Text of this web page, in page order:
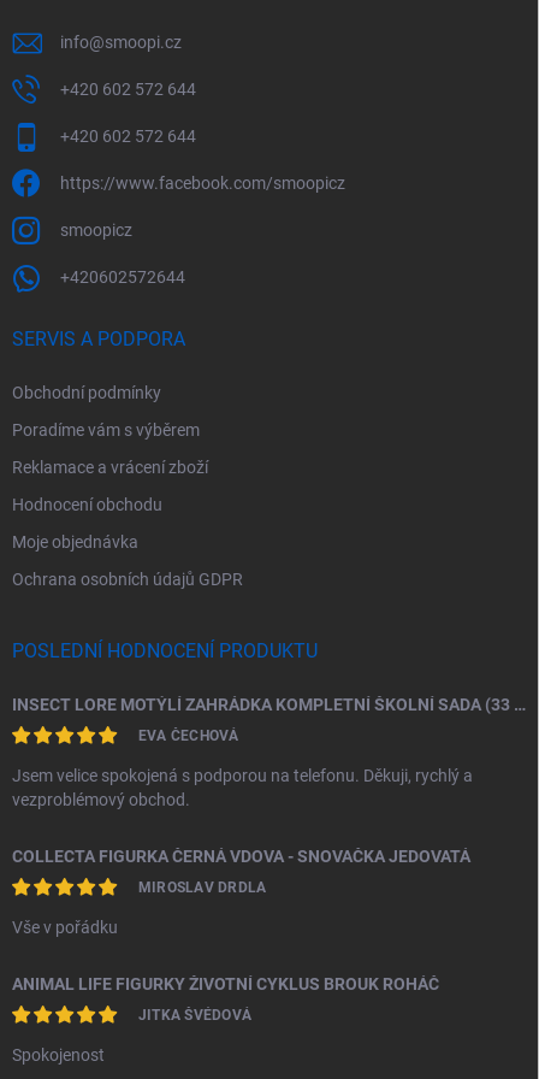
info@smoopi.cz
+420 602 572 644
+420 602 572 644
https://www.facebook.com/smoopicz
smoopicz
+420602572644
SERVIS A PODPORA
Obchodní podmínky
Poradíme vám s výběrem
Reklamace a vrácení zboží
Hodnocení obchodu
Moje objednávka
Ochrana osobních údajů GDPR
POSLEDNÍ HODNOCENÍ PRODUKTU
INSECT LORE MOTÝLÍ ZAHRÁDKA KOMPLETNÍ ŠKOLNÍ SADA (33 HOUSENEK)
EVA ČECHOVÁ
Jsem velice spokojená s podporou na telefonu. Děkuji, rychlý a
vezproblémový obchod.
COLLECTA FIGURKA ČERNÁ VDOVA - SNOVAČKA JEDOVATÁ
MIROSLAV DRDLA
Vše v pořádku
ANIMAL LIFE FIGURKY ŽIVOTNÍ CYKLUS BROUK ROHÁČ
JITKA ŠVÉDOVÁ
Spokojenost